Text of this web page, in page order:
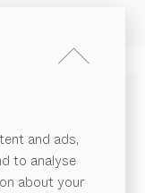
and ads,
to analyse
about your